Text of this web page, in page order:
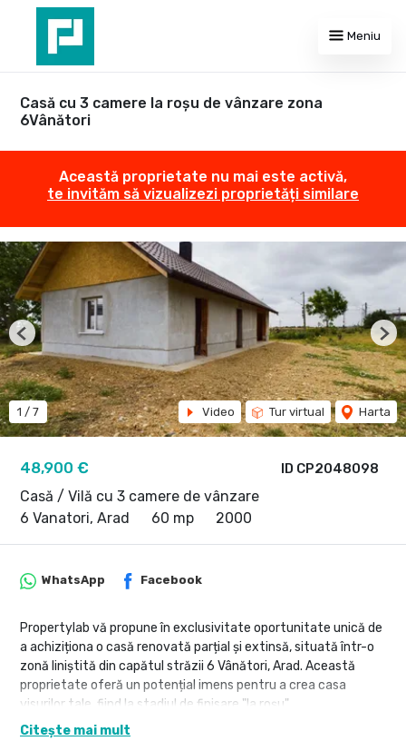
Meniu
Casă cu 3 camere la roșu de vânzare zona
6Vânători
Această proprietate nu mai este activă,
te invităm să vizualizezi proprietăți similare
ID CP2048098
48,900 €
Casă / Vilă cu 3 camere de vânzare
6 Vanatori, Arad
60 mp 2000
1 / 7 Video Tur virtual Harta
Previous
WhatsApp Facebook
Propertylab vă propune în exclusivitate oportunitate unică de
a achiziționa o casă renovată parțial și extinsă, situată într-o
zonă liniștită din capătul străzii 6 Vânători, Arad. Această
proprietate oferă un potențial imens pentru a crea casa
visurilor tale, fiind la stadiul de finisare "la roșu".
Caracteristici principale:
Citește mai mult